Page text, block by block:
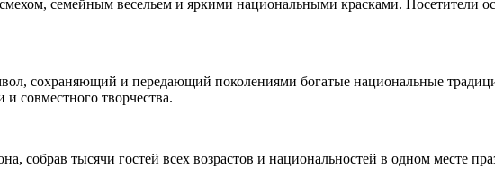
семейным весельем и яркими национальными красками. Посетители
сохраняющий и передающий поколениями богатые национальные
совместного творчества.
собрав тысячи гостей всех возрастов и национальностей в одном месте